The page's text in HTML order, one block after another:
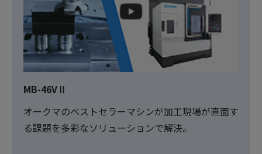
MB-46VⅡ
オークマのベストセラーマシンが加工現場が直面す
る課題を多彩なソリューションで解決。